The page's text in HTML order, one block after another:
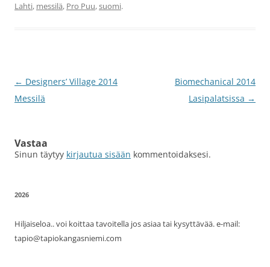
Lahti, messilä, Pro Puu,suomi.
Artikkelien
selaus
← Designers’ Village 2014
Messilä
Biomechanical 2014
Lasipalatsissa →
Vastaa
Sinun täytyy kirjautua sisään kommentoidaksesi.
2026
Hiljaiseloa.. voi koittaa tavoitella jos asiaa tai kysyttävää. e-mail:
tapio@tapiokangasniemi.com